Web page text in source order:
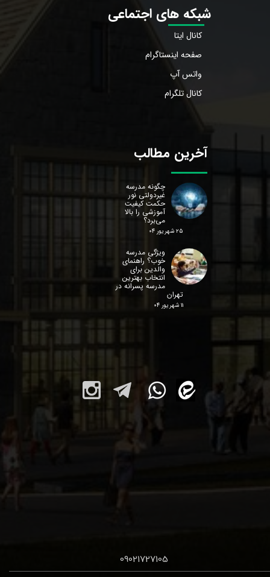
آخرین مطالب
چگونه مدرسه
غیردولتی نور
حکمت کیفیت
آموزشی را بالا
می‌برد؟
۲۵ شهریور ۰۴
ویژگی مدرسه
خوب؟ راهنمای
والدین برای
انتخاب بهترین
مدرسه پسرانه در
تهران
۱۱ شهریور ۰۴
شبکه های اجتماعی
کانال ایتا
صفحه اینستاگرام
واتس آپ
کانال تلگرام
09021727105